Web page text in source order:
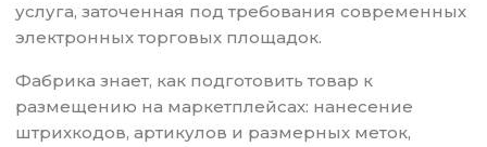
услуга, заточенная под требования современных
электронных торговых площадок.
Фабрика знает, как подготовить товар к
размещению на маркетплейсах: нанесение
штрихкодов, артикулов и размерных меток,